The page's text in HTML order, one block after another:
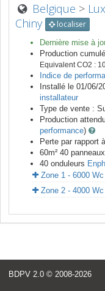
Belgique >
Chiny
localiser
Dernière mise à
Production
Equivalent CO2 :
Indice de
Installé le 01/06/
installateur
Type de vente :
Production
performance)
Perte par rapport
60m² 40 panneaux
40 onduleurs
Zone 1 - 6000
Zone 2 - 4000
BDPV 2.0 © 2008-2026